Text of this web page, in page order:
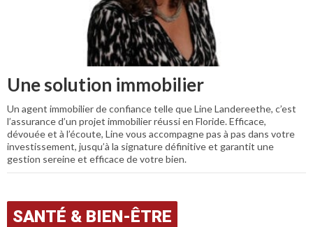
Une solution immobilier
Un agent immobilier de confiance telle que Line Landereethe, c’est
l’assurance d’un projet immobilier réussi en Floride. Efficace,
dévouée et à l’écoute, Line vous accompagne pas à pas dans votre
investissement, jusqu’à la signature définitive et garantit une
gestion sereine et efficace de votre bien.
SANTÉ & BIEN-ÊTRE